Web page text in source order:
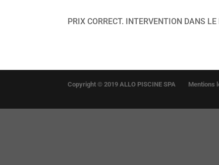
PRIX CORRECT. INTERVENTION DANS
Copyright © 2019 ALLO PISCINE SPA Mentions